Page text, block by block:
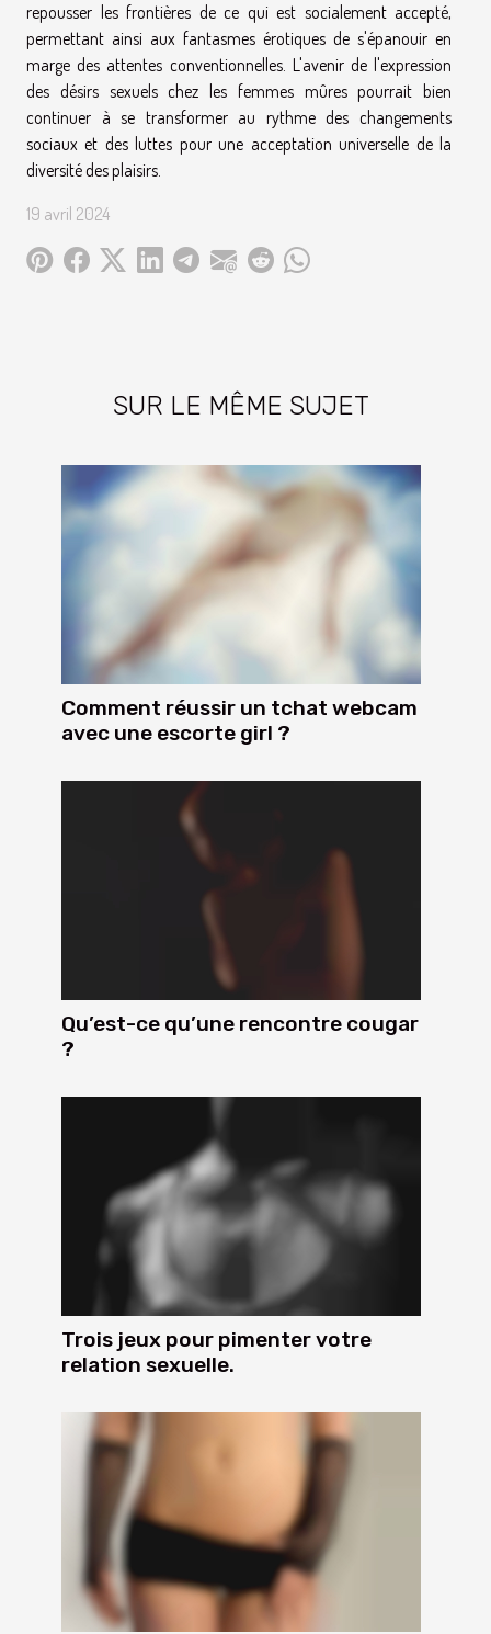
repousser les frontières de ce qui est socialement accepté,
permettant ainsi aux fantasmes érotiques de s'épanouir en
marge des attentes conventionnelles. L'avenir de l'expression
des désirs sexuels chez les femmes mûres pourrait bien
continuer à se transformer au rythme des changements
sociaux et des luttes pour une acceptation universelle de la
diversité des plaisirs.
19 avril 2024
SUR LE MÊME SUJET
Comment réussir un tchat webcam
avec une escorte girl ?
Qu’est-ce qu’une rencontre cougar
?
Trois jeux pour pimenter votre
relation sexuelle.